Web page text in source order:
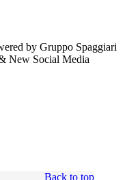
by Gruppo Spaggiari
New Social Media
Back to top